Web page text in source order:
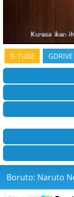
B-TUBE GDRIVE
Boruto: Naruto